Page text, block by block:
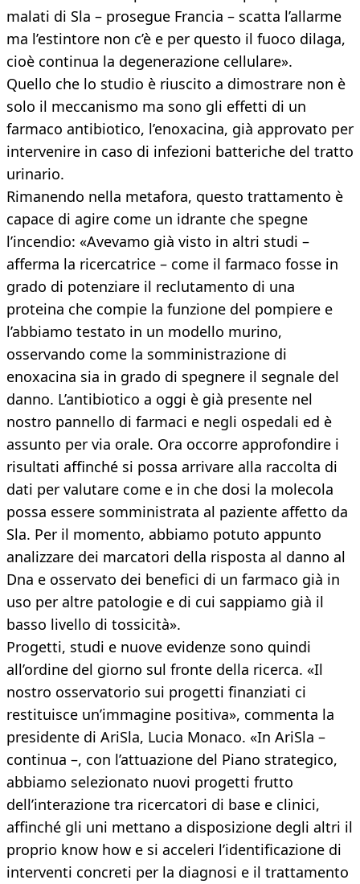
malati di Sla – prosegue Francia – scatta l’allarme
ma l’estintore non c’è e per questo il fuoco dilaga,
cioè continua la degenerazione cellulare».
Quello che lo studio è riuscito a dimostrare non è
solo il meccanismo ma sono gli effetti di un
farmaco antibiotico, l’enoxacina, già approvato per
intervenire in caso di infezioni batteriche del tratto
urinario.
Rimanendo nella metafora, questo trattamento è
capace di agire come un idrante che spegne
l’incendio: «Avevamo già visto in altri studi –
afferma la ricercatrice – come il farmaco fosse in
grado di potenziare il reclutamento di una
proteina che compie la funzione del pompiere e
l’abbiamo testato in un modello murino,
osservando come la somministrazione di
enoxacina sia in grado di spegnere il segnale del
danno. L’antibiotico a oggi è già presente nel
nostro pannello di farmaci e negli ospedali ed è
assunto per via orale. Ora occorre approfondire i
risultati affinché si possa arrivare alla raccolta di
dati per valutare come e in che dosi la molecola
possa essere somministrata al paziente affetto da
Sla. Per il momento, abbiamo potuto appunto
analizzare dei marcatori della risposta al danno al
Dna e osservato dei benefici di un farmaco già in
uso per altre patologie e di cui sappiamo già il
basso livello di tossicità».
Progetti, studi e nuove evidenze sono quindi
all’ordine del giorno sul fronte della ricerca. «Il
nostro osservatorio sui progetti finanziati ci
restituisce un’immagine positiva», commenta la
presidente di AriSla, Lucia Monaco. «In AriSla –
continua –, con l’attuazione del Piano strategico,
abbiamo selezionato nuovi progetti frutto
dell’interazione tra ricercatori di base e clinici,
affinché gli uni mettano a disposizione degli altri il
proprio know how e si acceleri l’identificazione di
interventi concreti per la diagnosi e il trattamento